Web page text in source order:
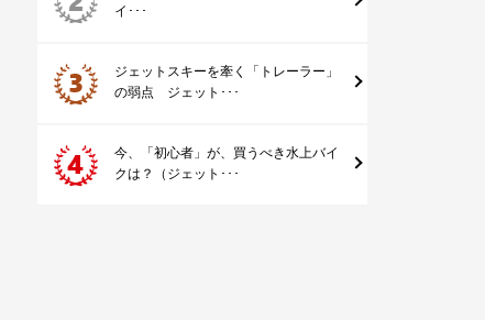
イ･･･
ジェットスキーを牽く「トレーラー」
の弱点 ジェット･･･
今、「初心者」が、買うべき水上バイ
クは？（ジェット･･･